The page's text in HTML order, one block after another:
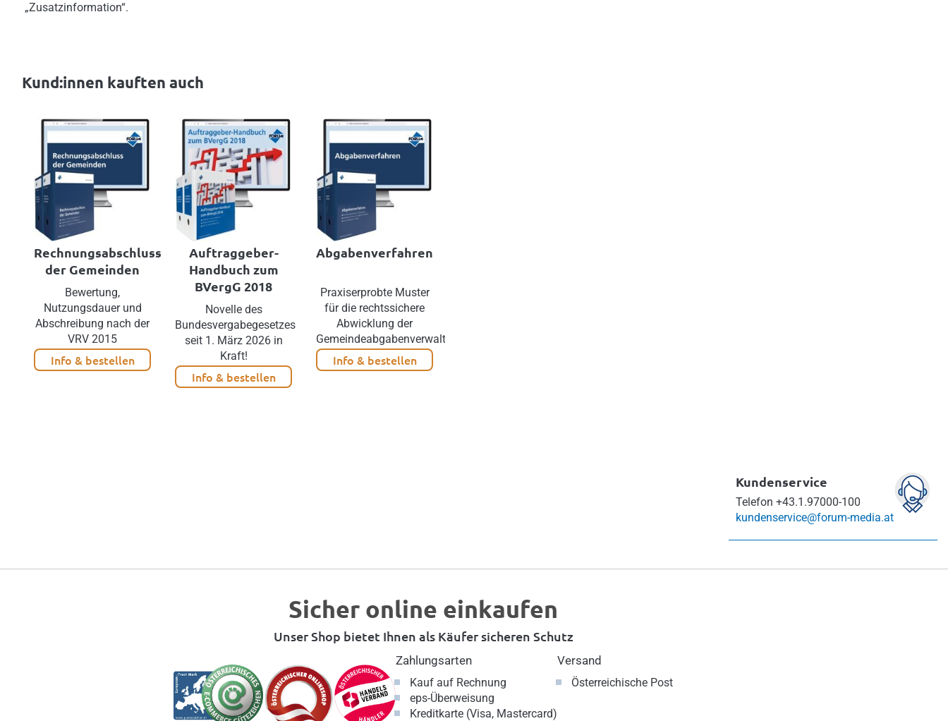
„Zusatzinformation“.
Kund:innen kauften auch
Rechnungsabschluss
der Gemeinden
Bewertung,
Nutzungsdauer und
Abschreibung nach der
VRV 2015
Info & bestellen
Auftraggeber-
Handbuch zum
BVergG 2018
Novelle des
Bundesvergabegesetzes
seit 1. März 2026 in
Kraft!
Info & bestellen
Abgabenverfahren
Praxiserprobte Muster
für die rechtssichere
Abwicklung der
Gemeindeabgabenverwaltung
Info & bestellen
Kundenservice
Telefon +43.1.97000-100
kundenservice@forum-media.at
Sicher online einkaufen
Unser Shop bietet Ihnen als Käufer sicheren Schutz
Zahlungsarten
Kauf auf Rechnung
eps-Überweisung
Kreditkarte (Visa, Mastercard)
Versand
Österreichische Post